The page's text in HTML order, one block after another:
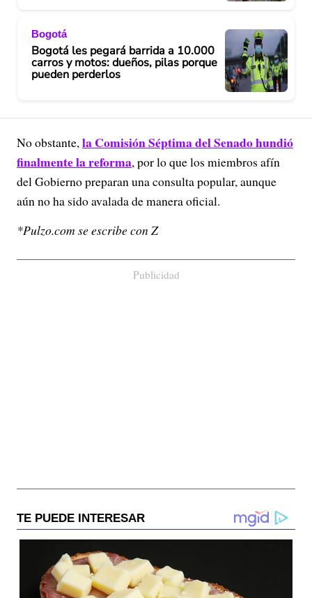
Bogotá
Bogotá les pegará barrida a 10.000
carros y motos: dueños, pilas porque
pueden perderlos
No obstante,la Comisión Séptima del Senado hundió
finalmente la reforma, por lo que los miembros afín
del Gobierno preparan una consulta popular, aunque
aún no ha sido avalada de manera oficial.
*Pulzo.com se escribe con Z
Publicidad